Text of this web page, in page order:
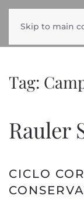
Skip to main
Tag:
Rauler
CICLO